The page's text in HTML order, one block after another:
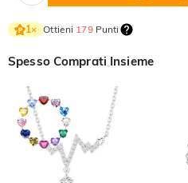
1× Ottieni 179Punti
Spesso Comprati Insieme